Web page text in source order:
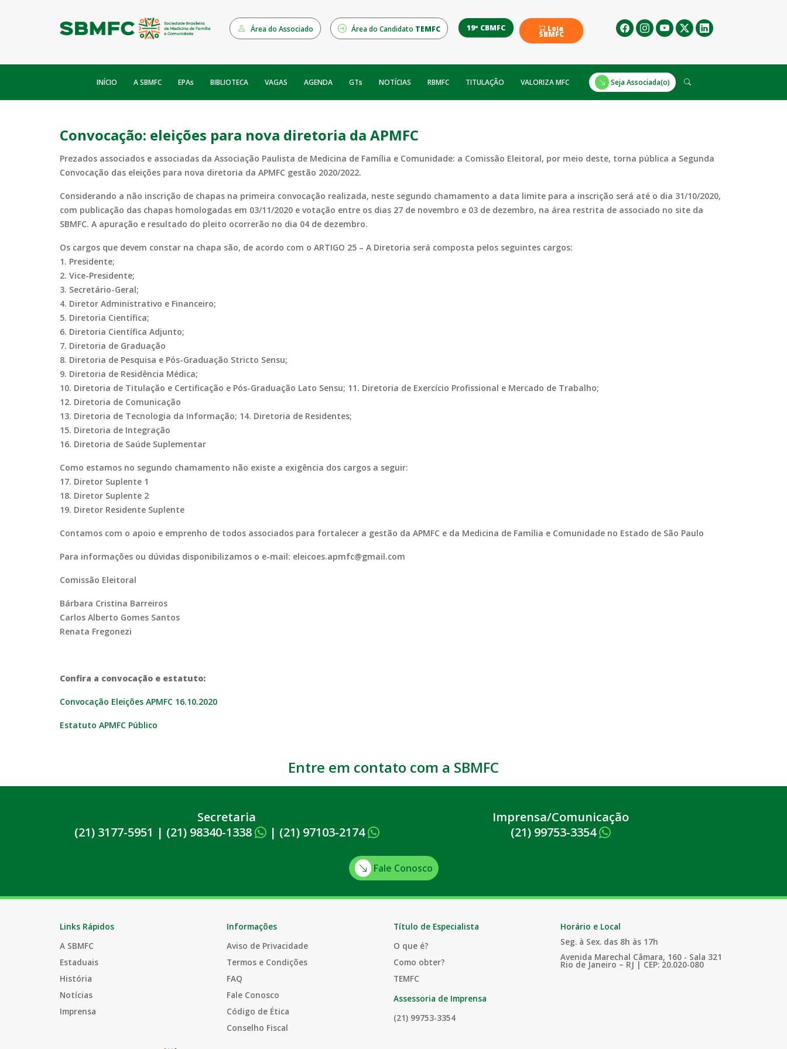
Área do Associado Área do Candidato TEMFC 19º CBMFC Loja
SBMFC
INÍCIO A SBMFC EPAs BIBLIOTECA VAGAS AGENDA GTs NOTÍCIAS RBMFC TITULAÇÃO VALORIZA MFC Seja Associada(o)
Convocação: eleições para nova diretoria da APMFC
Prezados associados e associadas da Associação Paulista de Medicina de Família e Comunidade: a Comissão Eleitoral, por meio deste, torna pública a Segunda
Convocação das eleições para nova diretoria da APMFC gestão 2020/2022.
Considerando a não inscrição de chapas na primeira convocação realizada, neste segundo chamamento a data limite para a inscrição será até o dia 31/10/2020,
com publicação das chapas homologadas em 03/11/2020 e votação entre os dias 27 de novembro e 03 de dezembro, na área restrita de associado no site da
SBMFC. A apuração e resultado do pleito ocorrerão no dia 04 de dezembro.
Os cargos que devem constar na chapa são, de acordo com o ARTIGO 25 – A Diretoria será composta pelos seguintes cargos:
1. Presidente;
2. Vice-Presidente;
3. Secretário-Geral;
4. Diretor Administrativo e Financeiro;
5. Diretoria Científica;
6. Diretoria Científica Adjunto;
7. Diretoria de Graduação
8. Diretoria de Pesquisa e Pós-Graduação Stricto Sensu;
9. Diretoria de Residência Médica;
10. Diretoria de Titulação e Certificação e Pós-Graduação Lato Sensu; 11. Diretoria de Exercício Profissional e Mercado de Trabalho;
12. Diretoria de Comunicação
13. Diretoria de Tecnologia da Informação; 14. Diretoria de Residentes;
15. Diretoria de Integração
16. Diretoria de Saúde Suplementar
Como estamos no segundo chamamento não existe a exigência dos cargos a seguir:
17. Diretor Suplente 1
18. Diretor Suplente 2
19. Diretor Residente Suplente
Contamos com o apoio e emprenho de todos associados para fortalecer a gestão da APMFC e da Medicina de Família e Comunidade no Estado de São Paulo
Para informações ou dúvidas disponibilizamos o e-mail: eleicoes.apmfc@gmail.com
Comissão Eleitoral
Bárbara Cristina Barreiros
Carlos Alberto Gomes Santos
Renata Fregonezi
Confira a convocação e estatuto:
Convocação Eleições APMFC 16.10.2020
Estatuto APMFC Público
Entre em contato com a SBMFC
Secretaria
(21) 3177-5951 | (21) 98340-1338 | (21) 97103-2174
Imprensa/Comunicação
(21) 99753-3354
Fale Conosco
Links Rápidos
A SBMFC
Estaduais
História
Notícias
Imprensa
Informações
Aviso de Privacidade
Termos e Condições
FAQ
Fale Conosco
Código de Ética
Conselho Fiscal
Título de Especialista
O que é?
Como obter?
TEMFC
Assessoria de Imprensa
(21) 99753-3354
Horário e Local
Seg. à Sex. das 8h às 17h
Avenida Marechal Câmara, 160 - Sala 321
Rio de Janeiro – RJ | CEP: 20.020-080